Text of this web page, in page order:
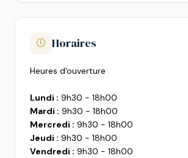
Horaires
Heures d'ouverture
Lundi : 9h30 - 18h00
Mardi : 9h30 - 18h00
Mercredi : 9h30 - 18h00
Jeudi : 9h30 - 18h00
Vendredi : 9h30 - 18h00